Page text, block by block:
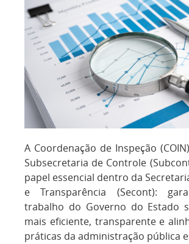
A Coordenação de Inspeção
Subsecretaria de Controle
papel essencial dentro da
e Transparência (Secont):
trabalho do Governo do Estado
mais eficiente, transparente e
práticas da administração pública